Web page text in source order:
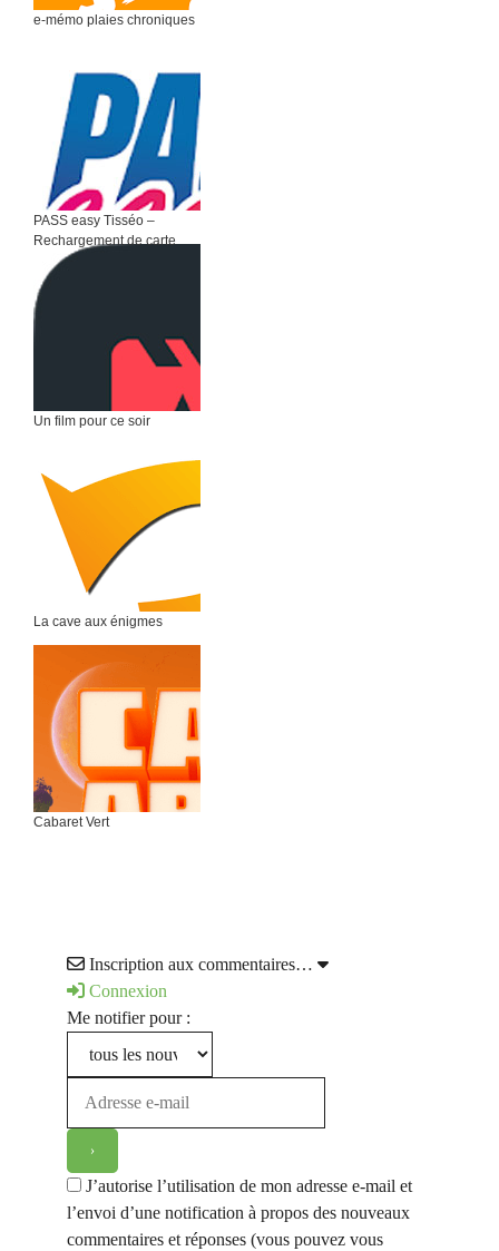
e-mémo plaies chroniques
PASS easy Tisséo –
Rechargement de carte
Un film pour ce soir
La cave aux énigmes
Cabaret Vert
Inscription aux commentaires…
Connexion
Me notifier pour :
J’autorise l’utilisation de mon adresse e-mail et
l’envoi d’une notification à propos des nouveaux
commentaires et réponses (vous pouvez vous